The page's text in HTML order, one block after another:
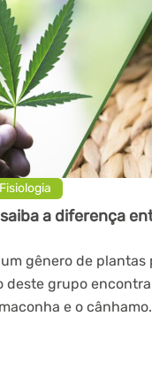
a diferença
gênero de plantas
deste grupo
e o